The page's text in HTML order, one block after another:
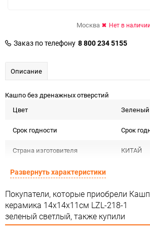
Москва Нет в наличии
Заказ по телефону 8 800 234 5155
Описание
Кашпо без дренажных отверстий
Цвет
Зеленый
Срок годности Срок
Страна изготовителя КИТАЙ
Предназначение товара
Сертификация Не
Особые условия Особых
Развернуть характеристики
Покупатели, которые приобрели
керамика 14х14х11см LZL-218-1
зеленый светлый, также купили